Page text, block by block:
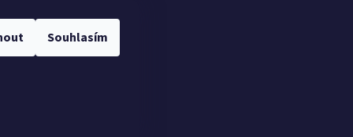
Souhlasím